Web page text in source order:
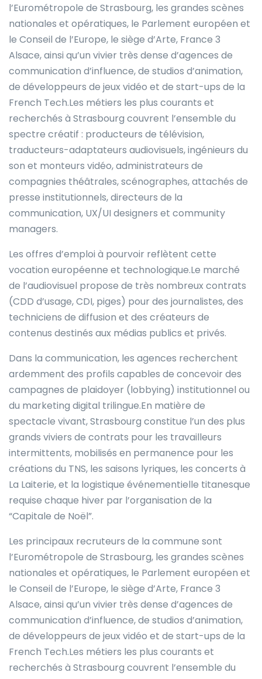
l’Eurométropole de Strasbourg, les grandes scènes
nationales et opératiques, le Parlement européen et
le Conseil de l’Europe, le siège d’Arte, France 3
Alsace, ainsi qu’un vivier très dense d’agences de
communication d’influence, de studios d’animation,
de développeurs de jeux vidéo et de start-ups de la
French Tech.Les métiers les plus courants et
recherchés à Strasbourg couvrent l’ensemble du
spectre créatif : producteurs de télévision,
traducteurs-adaptateurs audiovisuels, ingénieurs du
son et monteurs vidéo, administrateurs de
compagnies théâtrales, scénographes, attachés de
presse institutionnels, directeurs de la
communication, UX/UI designers et community
managers.
Les offres d’emploi à pourvoir reflètent cette
vocation européenne et technologique.Le marché
de l’audiovisuel propose de très nombreux contrats
(CDD d’usage, CDI, piges) pour des journalistes, des
techniciens de diffusion et des créateurs de
contenus destinés aux médias publics et privés.
Dans la communication, les agences recherchent
ardemment des profils capables de concevoir des
campagnes de plaidoyer (lobbying) institutionnel ou
du marketing digital trilingue.En matière de
spectacle vivant, Strasbourg constitue l’un des plus
grands viviers de contrats pour les travailleurs
intermittents, mobilisés en permanence pour les
créations du TNS, les saisons lyriques, les concerts à
La Laiterie, et la logistique événementielle titanesque
requise chaque hiver par l’organisation de la
“Capitale de Noël”.
Les principaux recruteurs de la commune sont
l’Eurométropole de Strasbourg, les grandes scènes
nationales et opératiques, le Parlement européen et
le Conseil de l’Europe, le siège d’Arte, France 3
Alsace, ainsi qu’un vivier très dense d’agences de
communication d’influence, de studios d’animation,
de développeurs de jeux vidéo et de start-ups de la
French Tech.Les métiers les plus courants et
recherchés à Strasbourg couvrent l’ensemble du